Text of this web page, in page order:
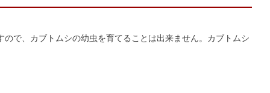
ので、カブトムシの幼虫を育てることは出来ません。カブトムシ